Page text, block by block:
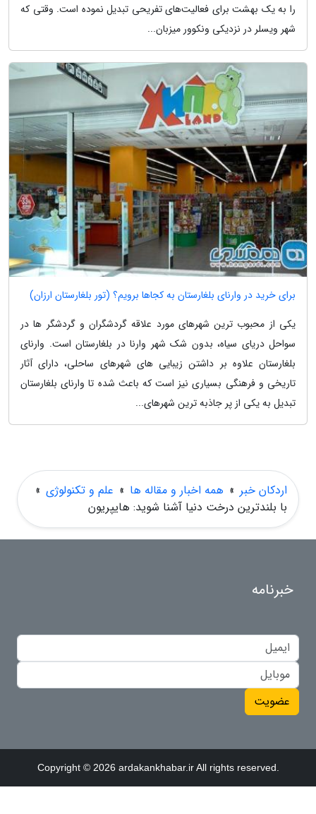
را به یک بهشت برای فعالیت‌های تفریحی تبدیل نموده است. وقتی که
شهر ویسلر در نزدیکی ونکوور میزبان...
برای خرید در وارنای بلغارستان به کجاها برویم؟ (تور بلغارستان ارزان)
یکی از محبوب ترین شهرهای مورد علاقه گردشگران و گردشگر ها در
سواحل دریای سیاه، بدون شک شهر وارنا در بلغارستان است. وارنای
بلغارستان علاوه بر داشتن زیبایی های شهرهای ساحلی، دارای آثار
تاریخی و فرهنگی بسیاری نیز است که باعث شده تا وارنای بلغارستان
تبدیل به یکی از پر جاذبه ترین شهرهای...
اردکان خبر » همه اخبار و مقاله ها » علم و تکنولوژی »
با بلندترین درخت دنیا آشنا شوید: هایپریون
خبرنامه
عضویت
Copyright © 2026 ardakankhabar.ir All rights reserved.